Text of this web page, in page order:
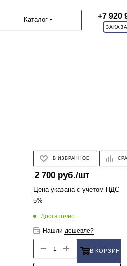
Каталог +7 920
В ИЗБРАННОЕ
2 700руб./шт
Цена указана с учетом НДС
5%
Достаточно
Нашли дешевле?
В КОРЗИНУ